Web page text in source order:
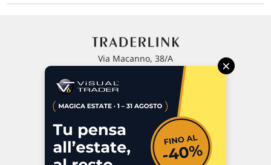
Via Macanno, 38/A
P.IVA 02 452 460 401
Commenti e segnalazioni
Contattaci
×